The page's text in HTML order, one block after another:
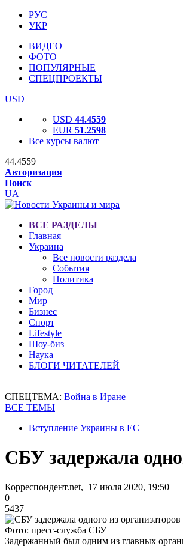
РУС
УКР
ВИДЕО
ФОТО
ПОПУЛЯРНЫЕ
СПЕЦПРОЕКТЫ
USD
USD 44.4559
EUR 51.2598
Все курсы валют
44.4559
Авторизация
Поиск
UA
ВСЕ РАЗДЕЛЫ
Главная
Украина
Все новости раздела
События
Политика
Город
Мир
Бизнес
Спорт
Lifestyle
Шоу-биз
Наука
БЛОГИ ЧИТАТЕЛЕЙ
СПЕЦТЕМА: Война в Иране
ВСЕ ТЕМЫ
Вступление Украины в ЕС
СБУ задержала
Корреспондент.net, 17 июля 2020, 19:50
0
5437
Фото: пресс-служба СБУ
Задержанный был одним из главных